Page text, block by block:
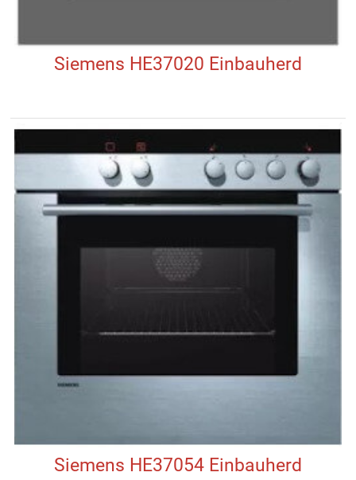
Siemens HE37020 Einbauherd
Siemens HE37054 Einbauherd